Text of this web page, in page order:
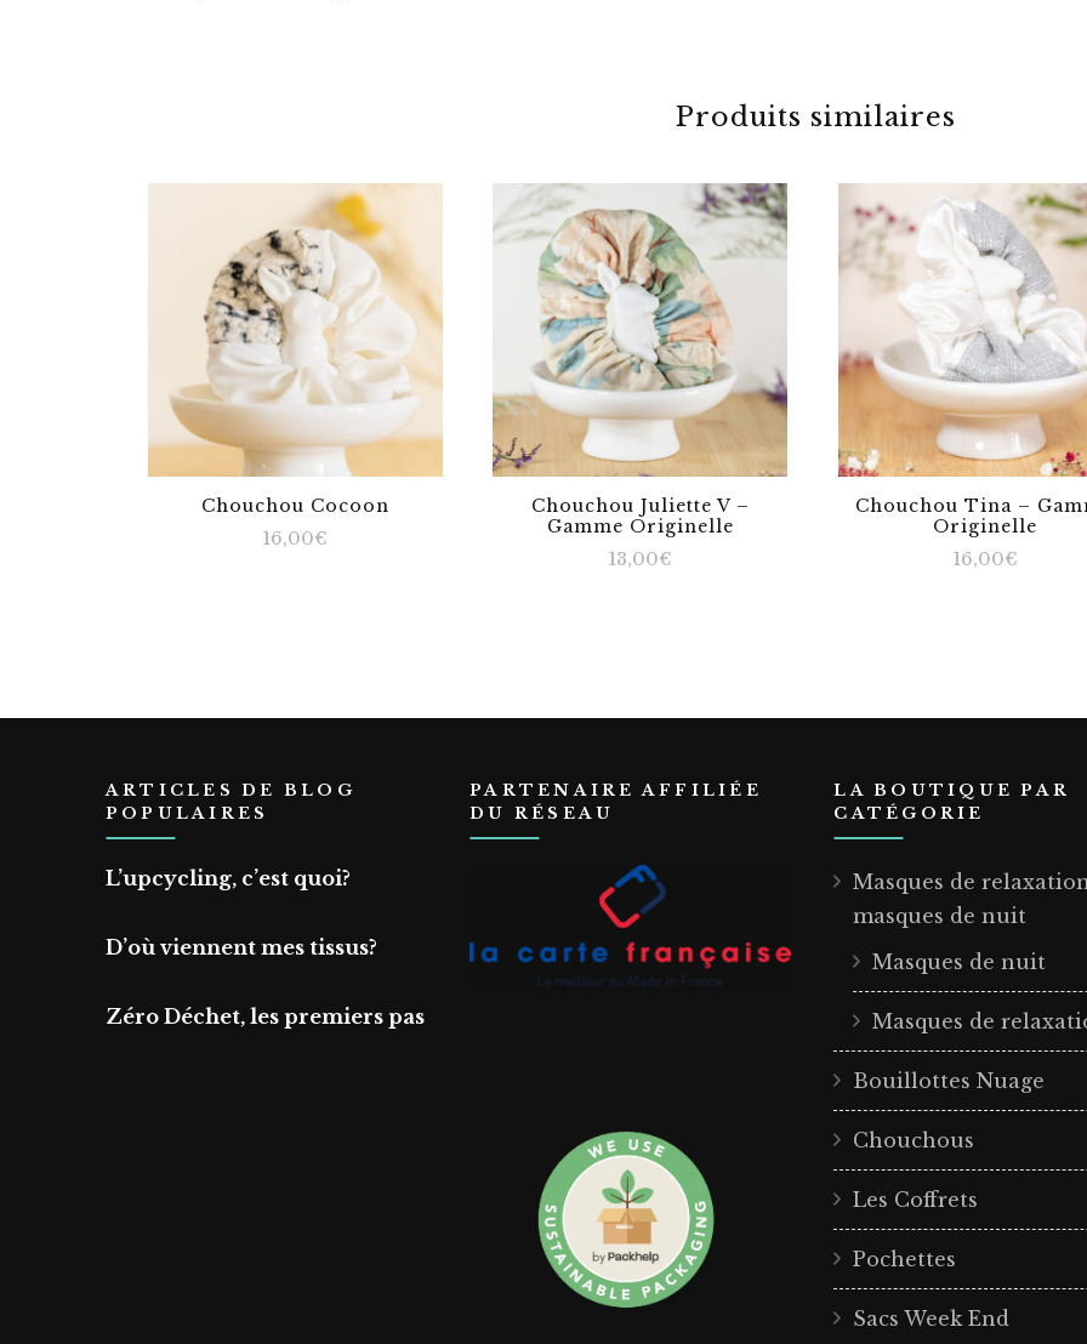
Produits similaires
Chouchou Cocoon
16,00€
Chouchou Juliette V –
Gamme Originelle
13,00€
Chouchou Tina –
Originelle
16,00€
ARTICLES DE BLOG
POPULAIRES
L’upcycling, c’est quoi?
D’où viennent mes tissus?
Zéro Déchet, les premiers pas
PARTENAIRE AFFILIÉE
DU RÉSEAU
LA BOUTIQUE PAR
CATÉGORIE
Masques de
masques de nuit
Masques de nuit
Masques de
Bouillottes Nuage
Chouchous
Les Coffrets
Pochettes
Sacs Week End